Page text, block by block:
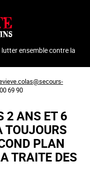
ensemble contre la
69 90
2 ANS ET 6
TOUJOURS
PLAN
TRAITE DES